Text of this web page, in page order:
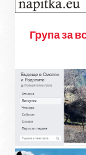
Група за